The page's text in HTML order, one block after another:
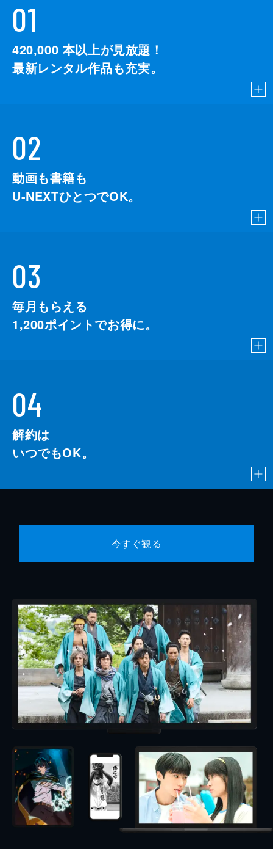
01
420,000 本以上が見放題！
最新レンタル作品も充実。
02
動画も書籍も
U-NEXTひとつでOK。
03
毎月もらえる
1,200ポイントでお得に。
04
解約は
いつでもOK。
今すぐ観る